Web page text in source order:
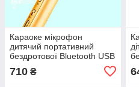
Караоке мікрофон
дитячий портативний
бездротової Bluetooth USB
мікрофони для дітей YS-
710 ₴